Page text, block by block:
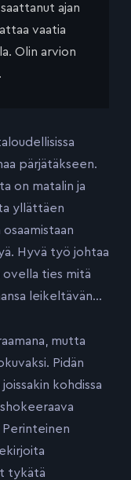
ajan
vaatia
Olin arvion
pärjätäkseen.
on matalin ja
yllättäen
Hyvä työ johtaa
ovella ties mitä
leikeltävän…
mutta
Pidän
kohdissa
tykätä